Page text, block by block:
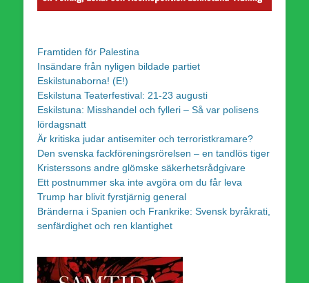
Framtiden för Palestina
Insändare från nyligen bildade partiet
Eskilstunaborna! (E!)
Eskilstuna Teaterfestival: 21-23 augusti
Eskilstuna: Misshandel och fylleri – Så var polisens
lördagsnatt
Är kritiska judar antisemiter och terroristkramare?
Den svenska fackföreningsrörelsen – en tandlös tiger
Kristerssons andre glömske säkerhetsrådgivare
Ett postnummer ska inte avgöra om du får leva
Trump har blivit fyrstjärnig general
Bränderna i Spanien och Frankrike: Svensk byråkrati,
senfärdighet och ren klantighet